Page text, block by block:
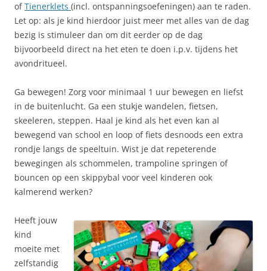
ofTienerklets (incl. ontspanningsoefeningen) aan te raden.
Let op: als je kind hierdoor juist meer met alles van de dag
bezig is stimuleer dan om dit eerder op de dag
bijvoorbeeld direct na het eten te doen i.p.v. tijdens het
avondritueel.
Ga bewegen! Zorg voor minimaal 1 uur bewegen en liefst
in de buitenlucht. Ga een stukje wandelen, fietsen,
skeeleren, steppen. Haal je kind als het even kan al
bewegend van school en loop of fiets desnoods een extra
rondje langs de speeltuin. Wist je dat repeterende
bewegingen als schommelen, trampoline springen of
bouncen op een skippybal voor veel kinderen ook
kalmerend werken?
Heeft jouw
kind
moeite met
zelfstandig